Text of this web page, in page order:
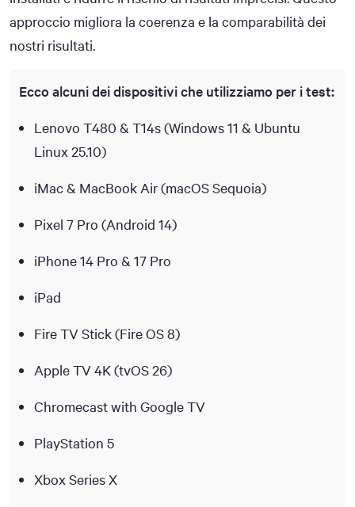
approccio migliora la coerenza e la comparabilità dei
nostri risultati.
Ecco alcuni dei dispositivi che utilizziamo per i test:
Lenovo T480 & T14s (Windows 11 & Ubuntu
Linux 25.10)
iMac & MacBook Air (macOS Sequoia)
Pixel 7 Pro (Android 14)
iPhone 14 Pro & 17 Pro
iPad
Fire TV Stick (Fire OS 8)
Apple TV 4K (tvOS 26)
Chromecast with Google TV
PlayStation 5
Xbox Series X